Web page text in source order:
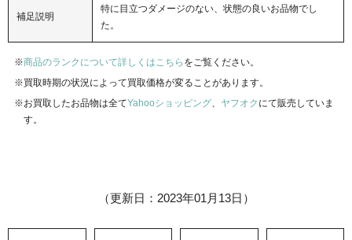
補足説明
特に目立つダメージのない、状態の良いお品物でし
た。
商品のランクについて詳しくはこちら をご覧ください。
買取時期の状況によって買取価格が変ることがあります。
お買取したお品物は全てYahooショッピング、 ヤフオク にて販売していま
す。
（更新日：2023年01月13日）